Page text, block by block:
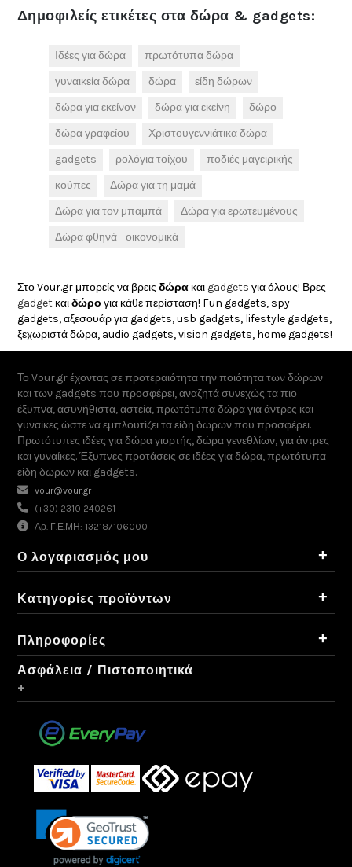
Δημοφιλείς ετικέτες στα δώρα & gadgets:
Ιδέες για δώρα
πρωτότυπα δώρα
γυναικεία δώρα
δώρα
είδη δώρων
δώρα για εκείνον
δώρα για εκείνη
δώρο
δώρα γραφείου
Χριστουγεννιάτικα δώρα
gadgets
ρολόγια τοίχου
ποδιές μαγειρικής
κούπες
Δώρα για τη μαμά
Δώρα για τον μπαμπά
Δώρα για ερωτευμένους
Δώρα φθηνά - οικονομικά
Στο Vour.gr μπορείς να βρεις δώρακαι gadgets για όλους! Βρες
gadgetκαιδώρο για κάθε περίσταση! Fun gadgets, spy
gadgets, αξεσουάρ για gadgets, usb gadgets, lifestyle gadgets,
ξεχωριστά δώρα, audio gadgets, vision gadgets, home gadgets!
Το Vour.gr έχοντας σε προτεραιότητα την ποιότητα των δώρων
και των gadgets που προσφέρει, αναζητά συνεχώς τα πιο
έξυπνα, ασυνήθιστα, αστεία, πρωτότυπα δώρα για άντρες και
γυναίκες ώστε να εμπλουτίζει τα είδη δώρων που προσφέρει.
Πρωτότυπες ιδέες για δώρα γιορτής, δώρα γενεθλίων, για άντρες
και γυναίκες. Έξυπνες προτάσεις σε ιδέες για δώρα, πρωτότυπα
είδη δώρων και gadgets.
vour@vour.gr
(+30) 2310 240261
Αρ. Γ.Ε.ΜΗ: 132187106000
Ο λογαριασμός μου +
Κατηγορίες προϊόντων +
Πληροφορίες +
Ασφάλεια / Πιστοποιητικά
+